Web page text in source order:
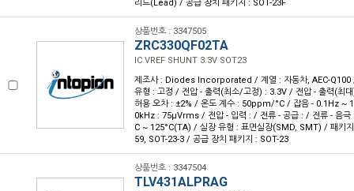
리드(Lead) / 공급 장치 패키지 : SOT-23F
상품번호 : 3347505
ZRC330QF02TA
IC VREF SHUNT 3.3V SOT23
제조사 : Diodes Incorporated / 계열 : 자동차, AEC-Q100
유형 : 고정 / 전압 - 출력(최소/고정) : 3.3V / 전압 - 출력(최
허용 오차 : ±2% / 온도 계수 : 50ppm/°C / 잡음 - 0.1Hz ~
0kHz : 75µVrms / 전압 - 입력 : / 전류 - 공급 : / 전류 - 음극
C ~ 125°C(TA) / 실장 유형 : 표면실장(SMD, SMT) / 패키
59, SOT-23-3 / 공급 장치 패키지 : SOT-23
상품번호 : 3347504
TLV431ALPRAG